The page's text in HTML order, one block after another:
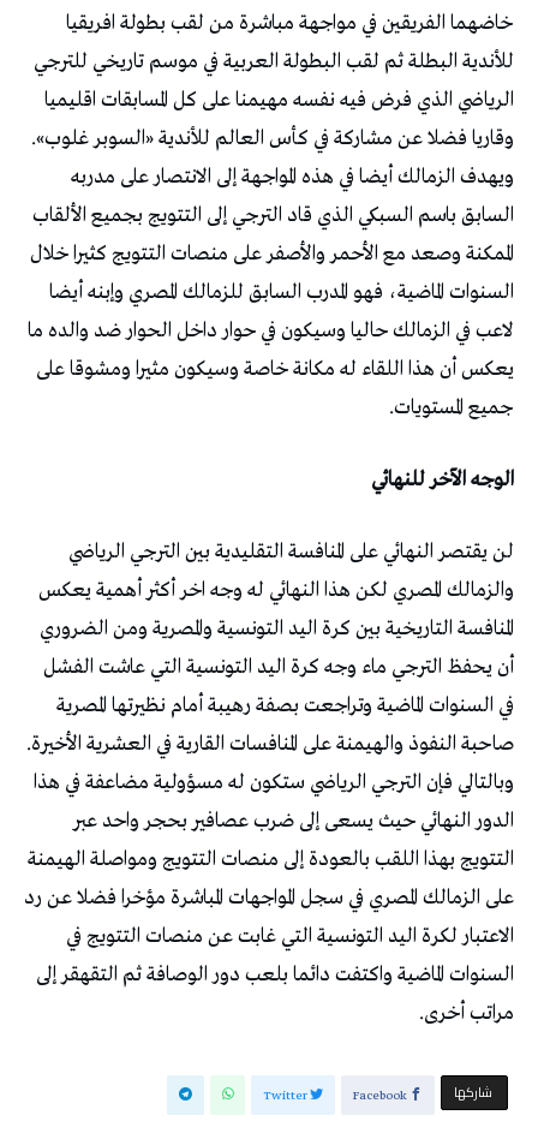
خاضهما الفريقين في مواجهة مباشرة من لقب بطولة افريقيا
للأندية البطلة ثم لقب البطولة العربية في موسم تاريخي للترجي
الرياضي الذي فرض فيه نفسه مهيمنا على كل المسابقات اقليميا
وقاريا فضلا عن مشاركة في كأس العالم للأندية «السوبر غلوب».
ويهدف الزمالك أيضا في هذه المواجهة إلى الانتصار على مدربه
السابق باسم السبكي الذي قاد الترجي إلى التتويج بجميع الألقاب
الممكنة وصعد مع الأحمر والأصفر على منصات التتويج كثيرا خلال
السنوات الماضية، فهو المدرب السابق للزمالك المصري وإبنه أيضا
لاعب في الزمالك حاليا وسيكون في حوار داخل الحوار ضد والده ما
يعكس أن هذا اللقاء له مكانة خاصة وسيكون مثيرا ومشوقا على
جميع المستويات.
الوجه الآخر للنهائي
لن يقتصر النهائي على المنافسة التقليدية بين الترجي الرياضي
والزمالك المصري لكن هذا النهائي له وجه اخر أكثر أهمية يعكس
المنافسة التاريخية بين كرة اليد التونسية والمصرية ومن الضروري
أن يحفظ الترجي ماء وجه كرة اليد التونسية التي عاشت الفشل
في السنوات الماضية وتراجعت بصفة رهيبة أمام نظيرتها المصرية
صاحبة النفوذ والهيمنة على المنافسات القارية في العشرية الأخيرة.
وبالتالي فإن الترجي الرياضي ستكون له مسؤولية مضاعفة في هذا
الدور النهائي حيث يسعى إلى ضرب عصافير بحجر واحد عبر
التتويج بهذا اللقب بالعودة إلى منصات التتويج ومواصلة الهيمنة
على الزمالك المصري في سجل المواجهات المباشرة مؤخرا فضلا عن رد
الاعتبار لكرة اليد التونسية التي غابت عن منصات التتويج في
السنوات الماضية واكتفت دائما بلعب دور الوصافة ثم التقهقر إلى
مراتب أخرى.
‫‫ شاركها‬ Facebook
Twitter